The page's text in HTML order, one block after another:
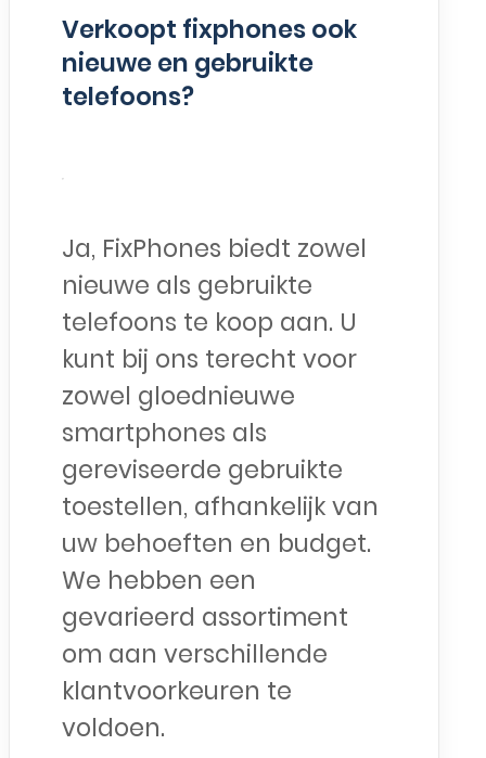
Verkoopt fixphones ook
nieuwe en gebruikte
telefoons?
Ja, FixPhones biedt zowel
nieuwe als gebruikte
telefoons te koop aan. U
kunt bij ons terecht voor
zowel gloednieuwe
smartphones als
gereviseerde gebruikte
toestellen, afhankelijk van
uw behoeften en budget.
We hebben een
gevarieerd assortiment
om aan verschillende
klantvoorkeuren te
voldoen.